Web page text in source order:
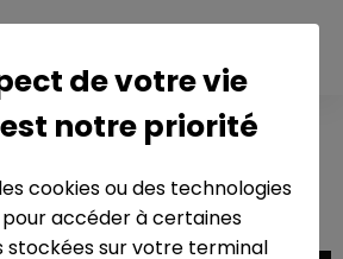
Papillons
de votre vie
notre priorité
cookies ou des technologies
accéder à certaines
stockées sur votre terminal